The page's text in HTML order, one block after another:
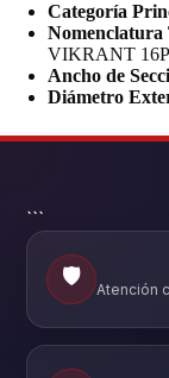
Categoría
Nomenclatura
VIKRANT
Ancho de
Diámetro
```
🛡️
Atención